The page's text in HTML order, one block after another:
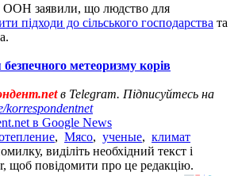
ООН заявили, що людство для
підходи до сільського господарства та
метеоризму корів
в Telegram. Підписуйтесь на
korrespondentnet
в Google News
, Мясо, ученые, климат
виділіть необхідний текст і
щоб повідомити про це редакцію.